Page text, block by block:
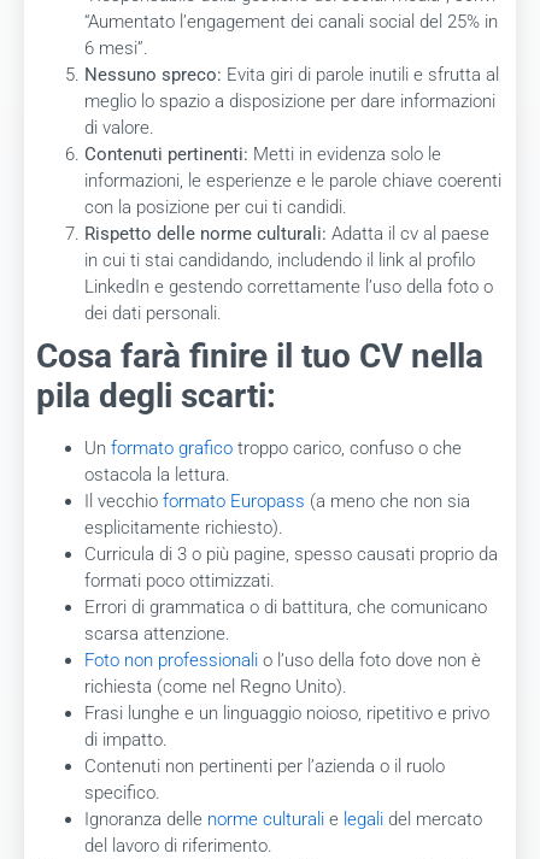
“Aumentato l’engagement dei canali social del 25% in
6 mesi”.
Nessuno spreco: Evita giri di parole inutili e sfrutta al
meglio lo spazio a disposizione per dare informazioni
di valore.
Contenuti pertinenti: Metti in evidenza solo le
informazioni, le esperienze e le parole chiave coerenti
con la posizione per cui ti candidi.
Rispetto delle norme culturali: Adatta il cv al paese
in cui ti stai candidando, includendo il link al profilo
LinkedIn e gestendo correttamente l’uso della foto o
dei dati personali.
Cosa farà finire il tuo CV nella
pila degli scarti:
Un formato grafico troppo carico, confuso o che
ostacola la lettura.
Il vecchio formato Europass (a meno che non sia
esplicitamente richiesto).
Curricula di 3 o più pagine, spesso causati proprio da
formati poco ottimizzati.
Errori di grammatica o di battitura, che comunicano
scarsa attenzione.
Foto non professionali o l’uso della foto dove non è
richiesta (come nel Regno Unito).
Frasi lunghe e un linguaggio noioso, ripetitivo e privo
di impatto.
Contenuti non pertinenti per l’azienda o il ruolo
specifico.
Ignoranza delle norme culturali e legali del mercato
del lavoro di riferimento.